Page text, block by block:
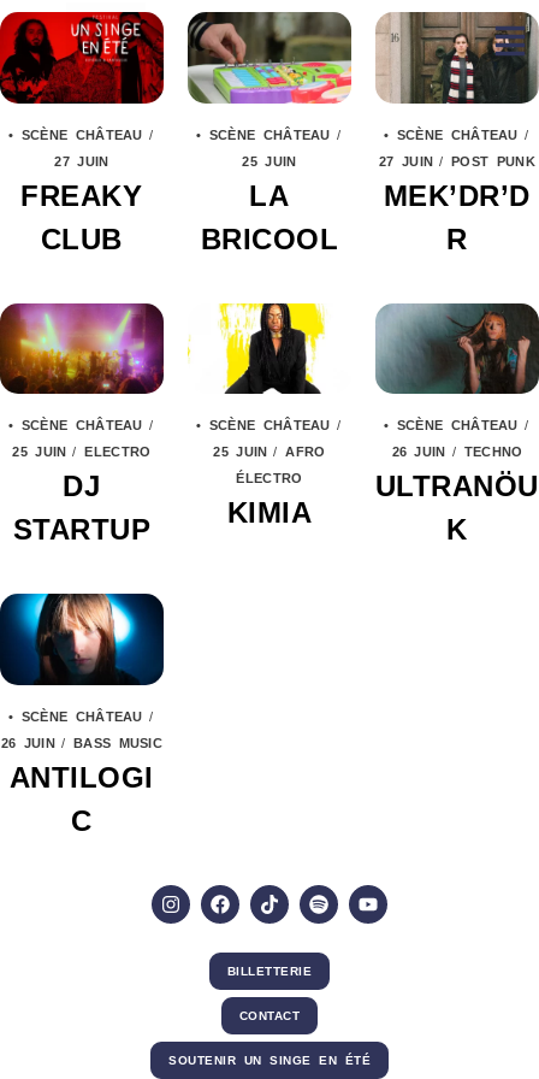
• SCÈNE CHÂTEAU /
27 JUIN
FREAKY
CLUB
• SCÈNE CHÂTEAU /
25 JUIN
LA
BRICOOL
• SCÈNE CHÂTEAU /
27 JUIN /POST PUNK
MEK’DR’D
R
• SCÈNE CHÂTEAU /
25 JUIN /ELECTRO
DJ
STARTUP
• SCÈNE CHÂTEAU /
25 JUIN /AFRO
ÉLECTRO
KIMIA
• SCÈNE CHÂTEAU /
26 JUIN / TECHNO
ULTRANÖU
K
• SCÈNE CHÂTEAU /
26 JUIN /BASS MUSIC
ANTILOGI
C
BILLETTERIE
CONTACT
SOUTENIR UN SINGE EN ÉTÉ